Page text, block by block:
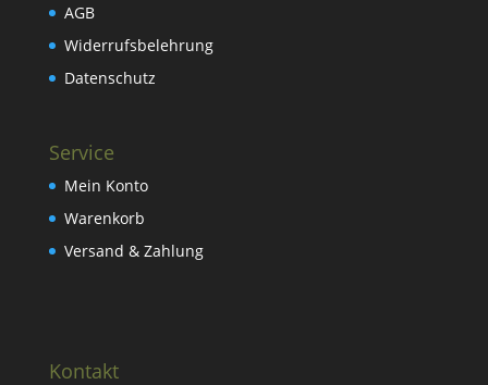
AGB
Widerrufsbelehrung
Datenschutz
Service
Mein Konto
Warenkorb
Versand & Zahlung
Kontakt